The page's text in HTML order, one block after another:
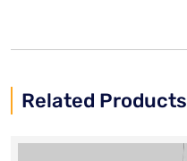
Related Products